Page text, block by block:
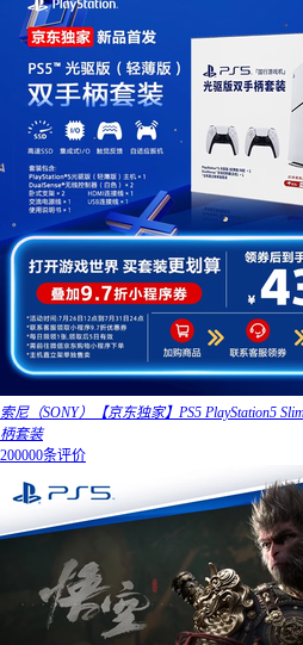
索尼（SONY）【京东独家】PS5 PlayStation5
柄套装
200000条评价